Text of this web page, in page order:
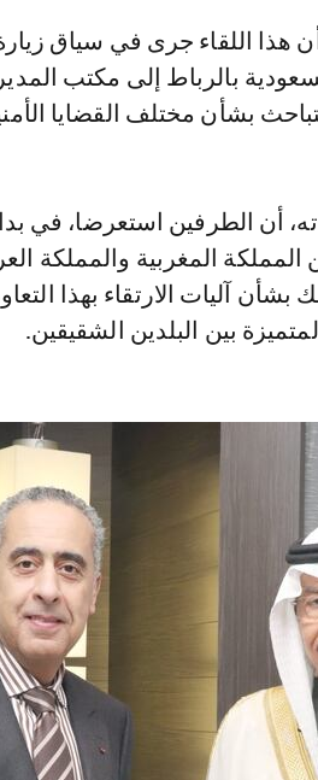
بالرباط إلى مكتب
بشأن مختلف القضايا
أن الطرفين استعرضا، في
المملكة المغربية والمملكة
بشأن آليات الارتقاء بهذا
بين البلدين الشقيقين.